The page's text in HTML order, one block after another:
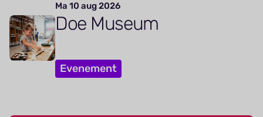
Ma 10 aug 2026
Doe Museum
Evenement